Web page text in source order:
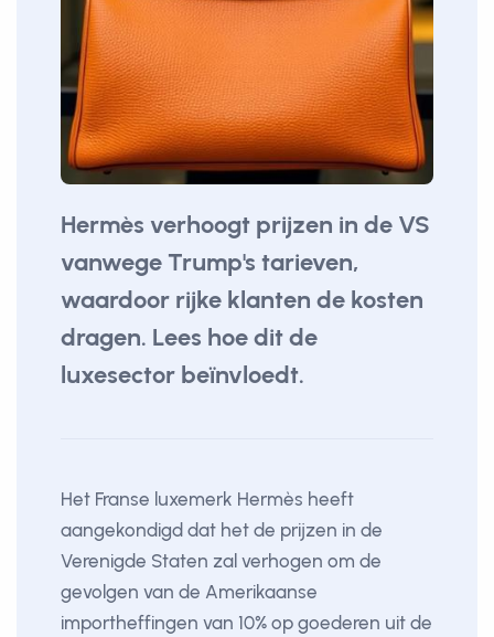
Hermès verhoogt prijzen in de VS
vanwege Trump's tarieven,
waardoor rijke klanten de kosten
dragen. Lees hoe dit de
luxesector beïnvloedt.
Het Franse luxemerk Hermès heeft
aangekondigd dat het de prijzen in de
Verenigde Staten zal verhogen om de
gevolgen van de Amerikaanse
importheffingen van 10% op goederen uit de